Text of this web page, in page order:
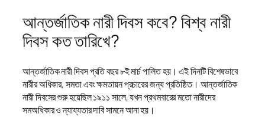
আন্তর্জাতিক নারী দিবস কবে? বিশ্ব নারী
দিবস কত তারিখে?
আন্তর্জাতিক নারী দিবস প্রতি বছর ৮ই মার্চ পালিত হয়। এই দিনটি বিশেষভাবে
নারীর অধিকার, সমতা এবং ক্ষমতায়ন প্রচারের জন্য প্রতিষ্ঠিত। আন্তর্জাতিক
নারী দিবসের শুরু হয়েছিল ১৯১১ সালে, যখন প্রথমবারের মতো নারীদের
সমঅধিকার ও ন্যায্যতার দাবি সামনে আনা হয়।